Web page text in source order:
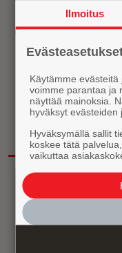
Ilmoitus
Käytämme
voimme parantaa ja
näyttää mainoksia.
hyväksyt evästeiden
Hyväksymällä sallit
koskee tätä
vaikuttaa